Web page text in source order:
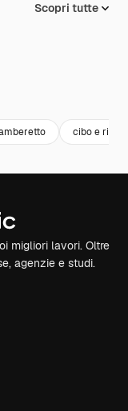
Scopri tutte
cibo e
migliori lavori. Oltre
agenzie e studi.